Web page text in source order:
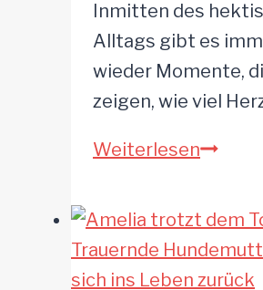
Inmitten des
Alltags gibt es
wieder Momente,
zeigen, wie viel
Weiterlesen
Joeys
Einsatz